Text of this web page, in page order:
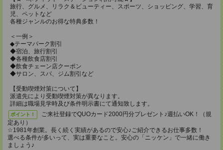
旅行、グルメ、リラク＆ビューティー、スポーツ、ショッピング、学習、育
児、ペットなど
各種ジャンルのお得な特典多数！
＜一例＞
◆テーマパーク割引
◆宿泊、旅行割引
◆各種飲食店割引
◆飲食チェーン店クーポン
◆サロン、スパ、ジム割引など
【受動喫煙対策について】
派遣先により受動喫煙対策が異なります。
詳細は職場見学時及び条件明示書にて通知致します。
ポイント！
ご来社登録でQUOカード2000円分プレゼント♪週払いOK！（規
定あり）
☆1981年創業。長く続く実績があるので安心♪ご紹介できるお仕事多数！
選べる条件が多いって、実は重要なこと。安心の「ニッケン」で一緒に働き
ましょう♪